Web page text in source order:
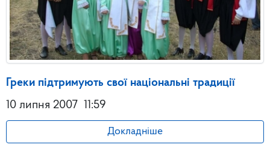
Греки підтримують свої національні традиції
10 липня 2007
11:59
Докладніше